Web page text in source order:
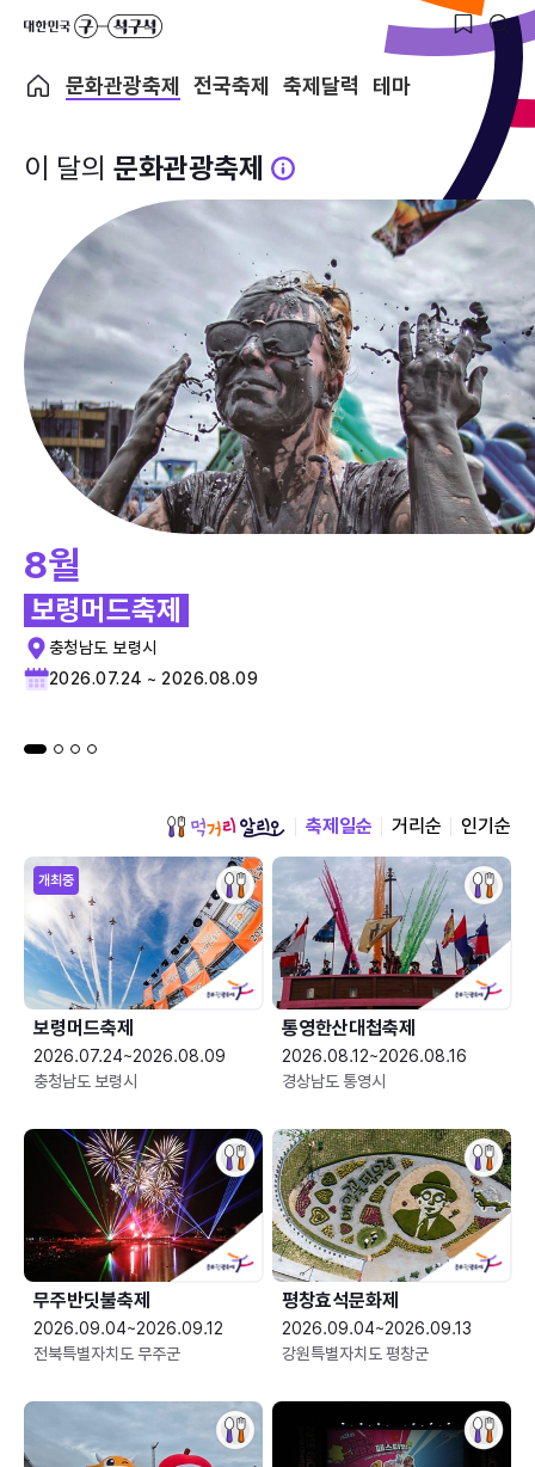
문화관광축제 전국축제 축제달력 테마
이 달의 문화관광축제
8월
보령머드축제
충청남도 보령시
2026.07.24 ~ 2026.08.09
축제일순 거리순 인기순
개최중
보령머드축제
2026.07.24~2026.08.09
충청남도 보령시
통영한산대첩축제
2026.08.12~2026.08.16
경상남도 통영시
무주반딧불축제
2026.09.04~2026.09.12
전북특별자치도 무주군
평창효석문화제
2026.09.04~2026.09.13
강원특별자치도 평창군